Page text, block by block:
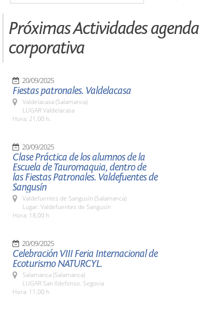
Próximas Actividades agenda
corporativa
20/09/2025
Fiestas patronales. Valdelacasa
Valdelacasa (Salamanca)
LUGAR Valdelacasa
Hora: 21,00 h.
20/09/2025
Clase Práctica de los alumnos de la
Escuela de Tauromaquia, dentro de
las Fiestas Patronales. Valdefuentes de
Sangusín
Valdefuentes de Sangusín (Salamanca)
Lugar: Valdefuentes de Sangusín
Hora: 18,00 h
20/09/2025
Celebración VIII Feria Internacional de
Ecoturismo NATURCYL.
Salamanca (Salamanca)
LUGAR San Ildefonso. Segovia
Hora: 11,00 h